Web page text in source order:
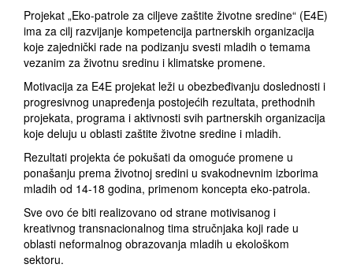
Projekat „Eko-patrole za ciljeve zaštite životne sredine“ (E4E)
ima za cilj razvijanje kompetencija partnerskih organizacija
koje zajednički rade na podizanju svesti mladih o temama
vezanim za životnu sredinu i klimatske promene.
Motivacija za E4E projekat leži u obezbeđivanju doslednosti i
progresivnog unapređenja postojećih rezultata, prethodnih
projekata, programa i aktivnosti svih partnerskih organizacija
koje deluju u oblasti zaštite životne sredine i mladih.
Rezultati projekta će pokušati da omoguće promene u
ponašanju prema životnoj sredini u svakodnevnim izborima
mladih od 14-18 godina, primenom koncepta eko-patrola.
Sve ovo će biti realizovano od strane motivisanog i
kreativnog transnacionalnog tima stručnjaka koji rade u
oblasti neformalnog obrazovanja mladih u ekološkom
sektoru.